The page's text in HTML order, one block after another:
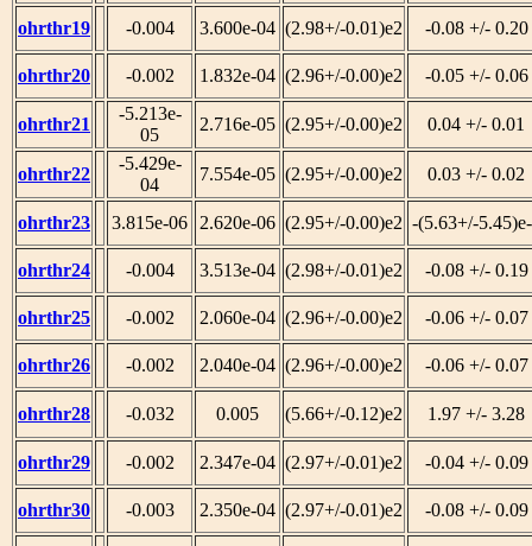
ohrthr19 -0.004 3.600e-04 (2.98+/-0.01)e2 -0.08 +/- 0.20
ohrthr20 -0.002 1.832e-04 (2.96+/-0.00)e2 -0.05 +/- 0.06
ohrthr21
-5.213e-
05
2.716e-05 (2.95+/-0.00)e2 0.04 +/- 0.01
ohrthr22
-5.429e-
04
7.554e-05 (2.95+/-0.00)e2 0.03 +/- 0.02
ohrthr23 3.815e-06 2.620e-06 (2.95+/-0.00)e2 -(5.63+/-
ohrthr24 -0.004 3.513e-04 (2.98+/-0.01)e2 -0.08 +/- 0.19
ohrthr25 -0.002 2.060e-04 (2.96+/-0.00)e2 -0.06 +/- 0.07
ohrthr26 -0.002 2.040e-04 (2.96+/-0.00)e2 -0.06 +/- 0.07
ohrthr28 -0.032 0.005 (5.66+/-0.12)e2 1.97 +/- 3.28
ohrthr29 -0.002 2.347e-04 (2.97+/-0.01)e2 -0.04 +/- 0.09
ohrthr30 -0.003 2.350e-04 (2.97+/-0.01)e2 -0.08 +/- 0.09